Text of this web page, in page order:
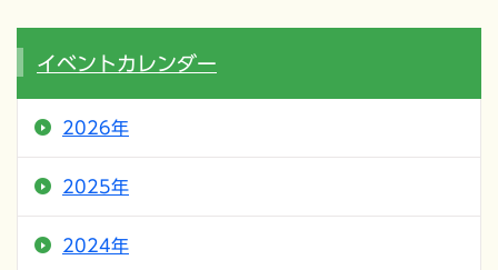
イベントカレンダー
2026年
2025年
2024年